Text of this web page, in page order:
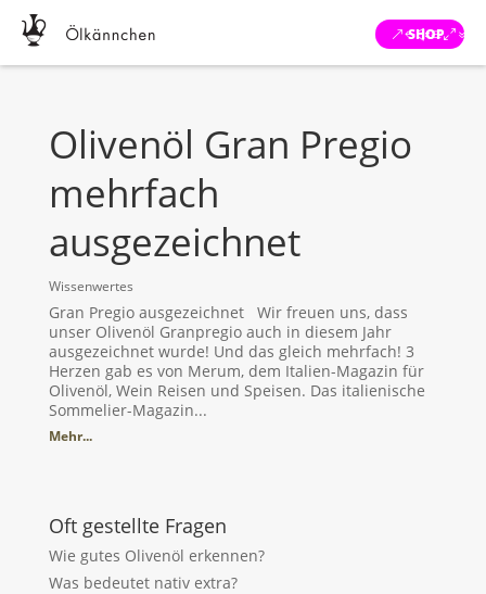
SHOP
Olivenöl Gran Pregio
mehrfach
ausgezeichnet
Wissenwertes
Gran Pregio ausgezeichnet Wir freuen uns, dass
unser Olivenöl Granpregio auch in diesem Jahr
ausgezeichnet wurde! Und das gleich mehrfach! 3
Herzen gab es von Merum, dem Italien-Magazin für
Olivenöl, Wein Reisen und Speisen. Das italienische
Sommelier-Magazin...
Mehr...
Oft gestellte Fragen
Wie gutes Olivenöl erkennen?
Was bedeutet nativ extra?